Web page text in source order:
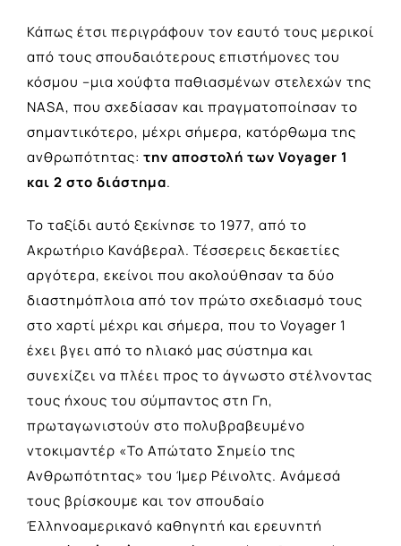
Κάπως έτσι περιγράφουν τον εαυτό τους μερικοί
από τους σπουδαιότερους επιστήμονες του
κόσμου –μια χούφτα παθιασμένων στελεχών της
NASA, που σχεδίασαν και πραγματοποίησαν το
σημαντικότερο, μέχρι σήμερα, κατόρθωμα της
ανθρωπότητας: την αποστολή των Voyager 1
και 2 στο διάστημα.
Το ταξίδι αυτό ξεκίνησε το 1977, από το
Ακρωτήριο Κανάβεραλ. Τέσσερεις δεκαετίες
αργότερα, εκείνοι που ακολούθησαν τα δύο
διαστημόπλοια από τον πρώτο σχεδιασμό τους
στο χαρτί μέχρι και σήμερα, που το Voyager 1
έχει βγει από το ηλιακό μας σύστημα και
συνεχίζει να πλέει προς το άγνωστο στέλνοντας
τους ήχους του σύμπαντος στη Γη,
πρωταγωνιστούν στο πολυβραβευμένο
ντοκιμαντέρ «Το Απώτατο Σημείο της
Ανθρωπότητας» του Ίμερ Ρέινολτς. Ανάμεσά
τους βρίσκουμε και τον σπουδαίο
Έλληνοαμερικανό καθηγητή και ερευνητή